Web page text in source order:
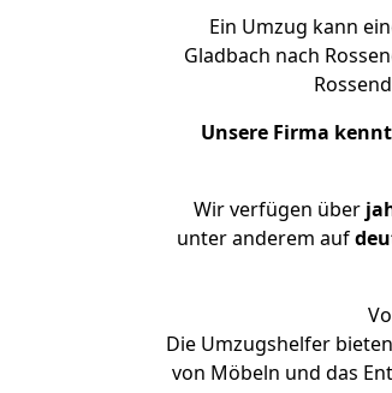
Ein Umzug kann
Gladbach nach
Unsere Firma
Wir verfügen über
unter anderem auf
Die Umzugshelfer
von Möbeln und das